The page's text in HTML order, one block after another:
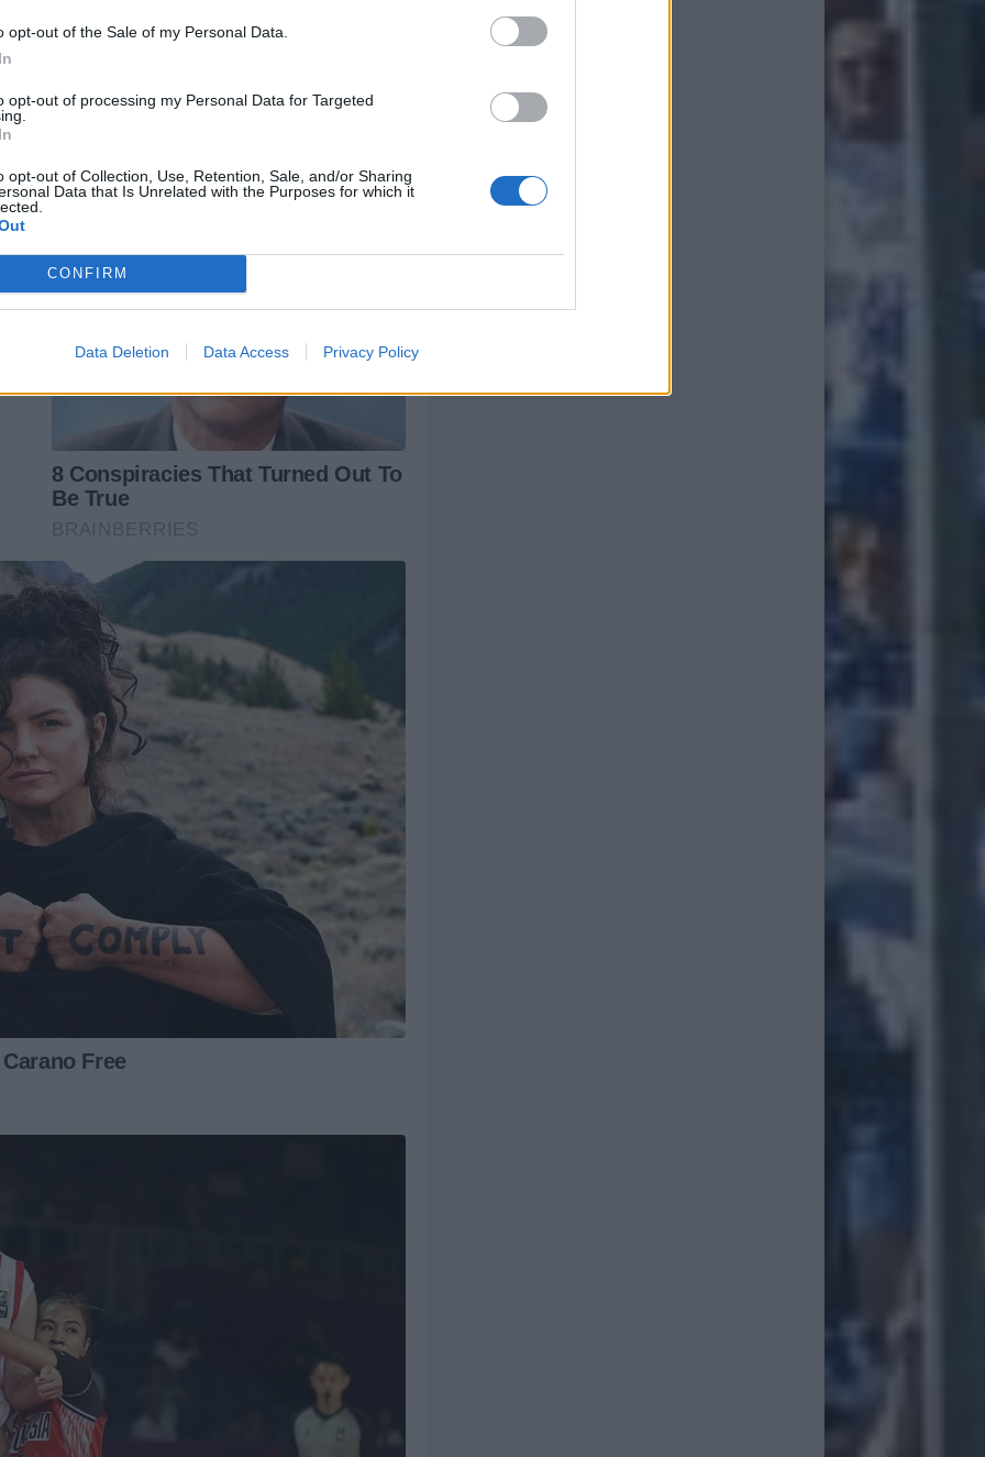
opt-out of the Sale of my Personal Data.
opt-out of processing my Personal Data for Targeted
opt-out of Collection, Use, Retention, Sale, and/or Sharing
Data that Is Unrelated with the Purposes for which it
CONFIRM
Data Deletion Data Access Privacy Policy
all'indietro spalanca la via del gol a Fila, che non
definitivo 4-2. Entrano a frittata fatta Gravillon
è tardi. Il sipario sul match è già sceso…